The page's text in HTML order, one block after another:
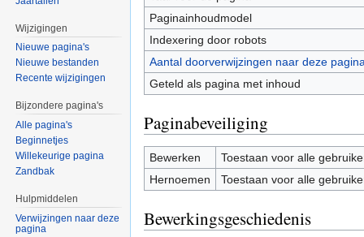
Paginainhoudmodel
Indexering door robots
Aantal doorverwijzingen naar deze
Geteld als pagina met inhoud
Paginabeveiliging
Bewerken
Toestaan voor alle
Hernoemen
Toestaan voor alle
Bewerkingsgeschiedenis
Wijzigingen
Nieuwe pagina's
Nieuwe bestanden
Recente wijzigingen
Bijzondere pagina's
Alle pagina's
Beginnetjes
Willekeurige pagina
Zandbak
Hulpmiddelen
Verwijzingen naar deze
pagina